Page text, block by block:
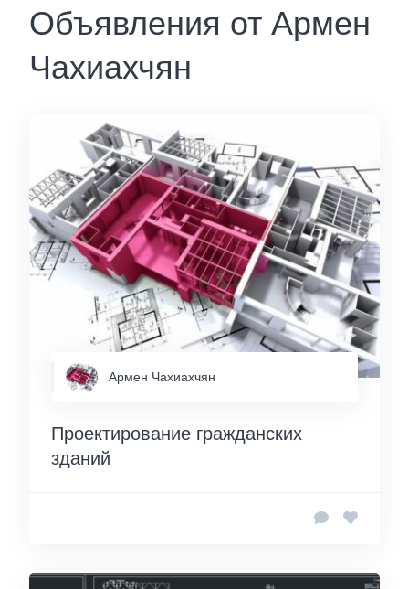
Объявления от Армен
Чахиахчян
Армен Чахиахчян
Проектирование гражданских
зданий